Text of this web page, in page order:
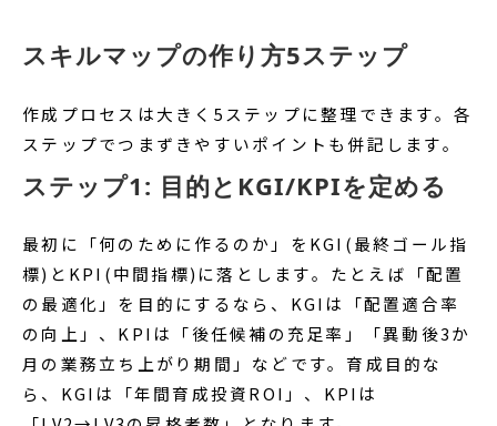
スキルマップの作り方5ステップ
作成プロセスは大きく5ステップに整理できます。各
ステップでつまずきやすいポイントも併記します。
ステップ1: 目的とKGI/KPIを定める
最初に「何のために作るのか」をKGI(最終ゴール指
標)とKPI(中間指標)に落とします。たとえば「配置
の最適化」を目的にするなら、KGIは「配置適合率
の向上」、KPIは「後任候補の充足率」「異動後3か
月の業務立ち上がり期間」などです。育成目的な
ら、KGIは「年間育成投資ROI」、KPIは